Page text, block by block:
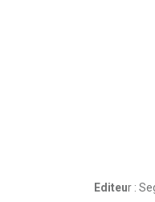
Editeur :